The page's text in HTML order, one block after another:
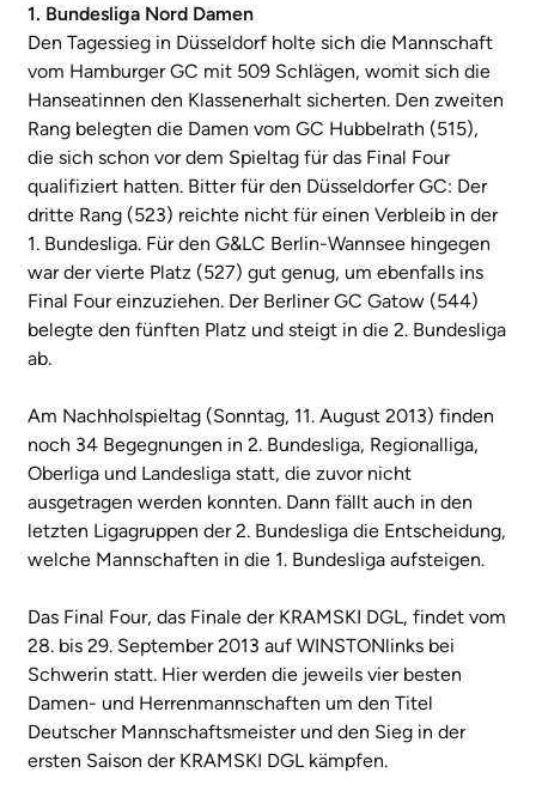
1. Bundesliga Nord Damen
Den Tagessieg in Düsseldorf holte sich die Mannschaft
vom Hamburger GC mit 509 Schlägen, womit sich die
Hanseatinnen den Klassenerhalt sicherten. Den zweiten
Rang belegten die Damen vom GC Hubbelrath (515),
die sich schon vor dem Spieltag für das Final Four
qualifiziert hatten. Bitter für den Düsseldorfer GC: Der
dritte Rang (523) reichte nicht für einen Verbleib in der
1. Bundesliga. Für den G&LC Berlin-Wannsee hingegen
war der vierte Platz (527) gut genug, um ebenfalls ins
Final Four einzuziehen. Der Berliner GC Gatow (544)
belegte den fünften Platz und steigt in die 2. Bundesliga
ab.
Am Nachholspieltag (Sonntag, 11. August 2013) finden
noch 34 Begegnungen in 2. Bundesliga, Regionalliga,
Oberliga und Landesliga statt, die zuvor nicht
ausgetragen werden konnten. Dann fällt auch in den
letzten Ligagruppen der 2. Bundesliga die Entscheidung,
welche Mannschaften in die 1. Bundesliga aufsteigen.
Das Final Four, das Finale der KRAMSKI DGL, findet vom
28. bis 29. September 2013 auf WINSTONlinks bei
Schwerin statt. Hier werden die jeweils vier besten
Damen- und Herrenmannschaften um den Titel
Deutscher Mannschaftsmeister und den Sieg in der
ersten Saison der KRAMSKI DGL kämpfen.